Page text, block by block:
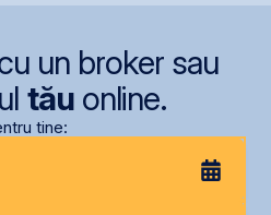
un broker sau
tăuonline.
tine: